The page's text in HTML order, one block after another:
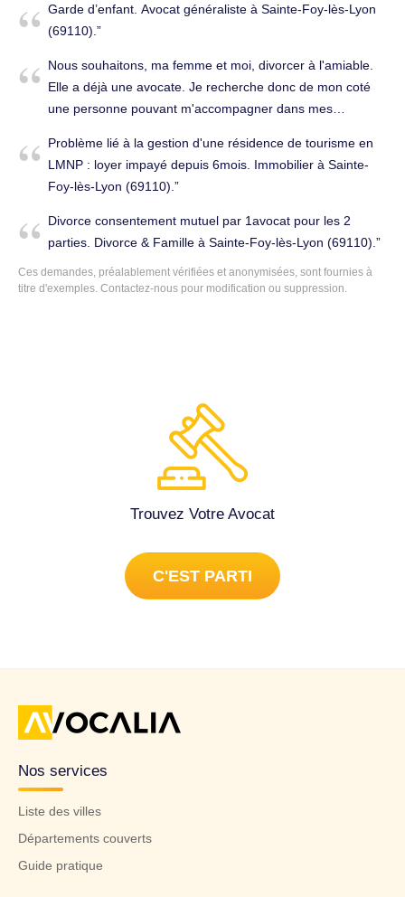
aujourd’hui je reste traumatisée par cette évènement et ne
parviens toujours pas à me relancer dans la vie
professionnelle. En effet j’ai beaucoup donné pour cette
entreprise et ne m’attendais pas à un retour aussi brutal.
Désormais je n’ai plus confiance en aucun potentiel
(69110).
Garde d’enfant. Avocat généraliste à Sainte-Foy-lès-Lyon
(69110).
Nous souhaitons, ma femme et moi, divorcer à l'amiable.
Elle a déjà une avocate. Je recherche donc de mon coté
une personne pouvant m'accompagner dans mes
lès-Lyon (69110).
Problème lié à la gestion d'une résidence de tourisme en
LMNP : loyer impayé depuis 6mois. Immobilier à Sainte-
Foy-lès-Lyon (69110).
Divorce consentement mutuel par 1avocat pour les 2
parties. Divorce & Famille à Sainte-Foy-lès-Lyon (69110).
Ces demandes, préalablement vérifiées et anonymisées, sont fournies à
titre d'exemples. Contactez-nous pour modification ou suppression.
Trouvez Votre Avocat
C'EST PARTI
Nos services
Liste des villes
Départements couverts
Guide pratique